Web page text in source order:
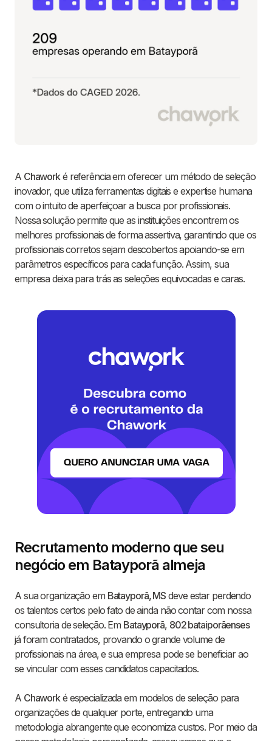
A Chaworké referência em oferecer um método de seleção
inovador, que utiliza ferramentas digitais e expertise humana
com o intuito de aperfeiçoar a busca por profissionais.
Nossa solução permite que as instituições encontrem os
melhores profissionais de forma assertiva, garantindo que os
profissionais corretos sejam descobertos apoiando-se em
parâmetros específicos para cada função. Assim, sua
empresa deixa para trás as seleções equivocadas e caras.
Recrutamento moderno que seu
negócio em Batayporã almeja
A sua organização em Batayporã, MS deve estar perdendo
os talentos certos pelo fato de ainda não contar com nossa
consultoria de seleção. Em Batayporã, 802 bataiporãenses
já foram contratados, provando o grande volume de
profissionais na área, e sua empresa pode se beneficiar ao
se vincular com esses candidatos capacitados.
A Chaworké especializada em modelos de seleção para
organizações de qualquer porte, entregando uma
metodologia abrangente que economiza custos. Por meio da